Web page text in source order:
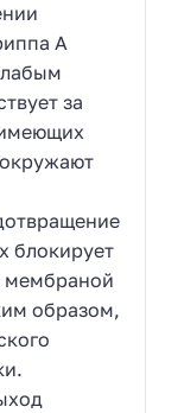
А
за
блокирует
мембраной
образом,